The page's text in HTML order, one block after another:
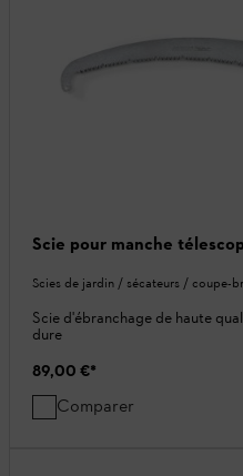
Scie pour manche
Scies de jardin / sécateurs / coupe-
Scie d'ébranchage de haute
dure
89,00 €*
Comparer